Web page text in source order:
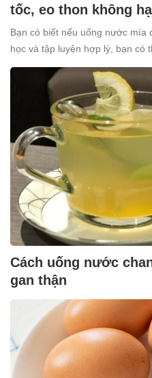
tốc, eo thon không
Bạn có biết nếu uống nước mía
học và tập luyện hợp lý, bạn có
Cách uống nước
gan thận